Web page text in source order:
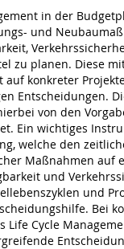
in der
und
zu planen. Diese
konkreter
Entscheidungen.
von den
Ein wichtiges
welche den
Maßnahmen auf
und
und
Bei
Life Cycle